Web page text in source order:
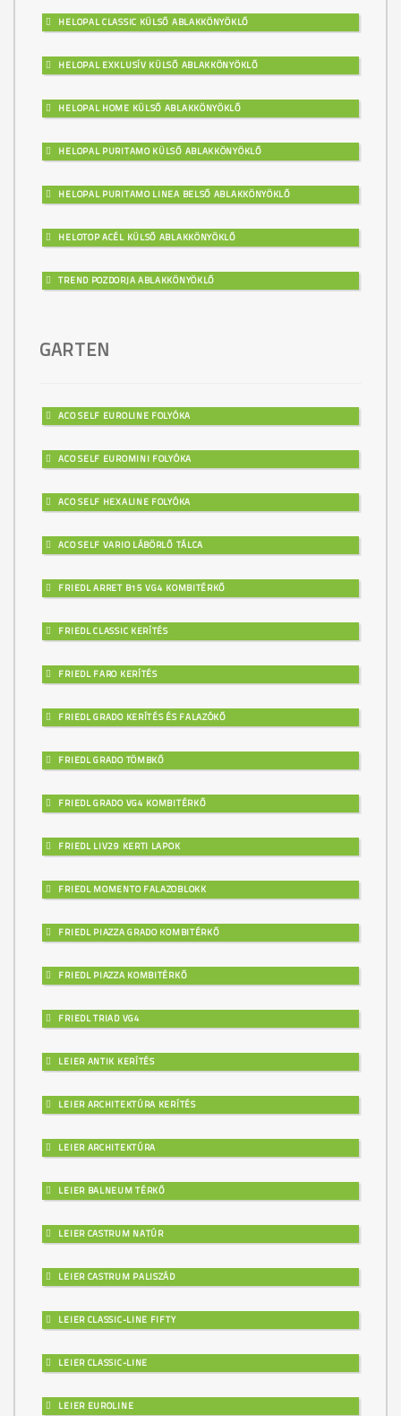
HELOPAL CLASSIC KÜLSŐ ABLAKKÖNYÖKLŐ
HELOPAL EXKLUSÍV KÜLSŐ ABLAKKÖNYÖKLŐ
HELOPAL HOME KÜLSŐ ABLAKKÖNYÖKLŐ
HELOPAL PURITAMO KÜLSŐ ABLAKKÖNYÖKLŐ
HELOPAL PURITAMO LINEA BELSŐ ABLAKKÖNYÖKLŐ
HELOTOP ACÉL KÜLSŐ ABLAKKÖNYÖKLŐ
TREND POZDORJA ABLAKKÖNYÖKLŐ
GARTEN
ACO SELF EUROLINE FOLYÓKA
ACO SELF EUROMINI FOLYÓKA
ACO SELF HEXALINE FOLYÓKA
ACO SELF VARIO LÁBÖRLŐ TÁLCA
FRIEDL ARRET B15 VG4 KOMBITÉRKŐ
FRIEDL CLASSIC KERÍTÉS
FRIEDL FARO KERÍTÉS
FRIEDL GRADO KERÍTÉS ÉS FALAZÓKŐ
FRIEDL GRADO TÖMBKŐ
FRIEDL GRADO VG4 KOMBITÉRKŐ
FRIEDL LIV29 KERTI LAPOK
FRIEDL MOMENTO FALAZOBLOKK
FRIEDL PIAZZA GRADO KOMBITÉRKŐ
FRIEDL PIAZZA KOMBITÉRKŐ
FRIEDL TRIAD VG4
LEIER ANTIK KERÍTÉS
LEIER ARCHITEKTÚRA KERÍTÉS
LEIER ARCHITEKTÚRA
LEIER BALNEUM TÉRKŐ
LEIER CASTRUM NATÚR
LEIER CASTRUM PALISZÁD
LEIER CLASSIC-LINE FIFTY
LEIER CLASSIC-LINE
LEIER EUROLINE